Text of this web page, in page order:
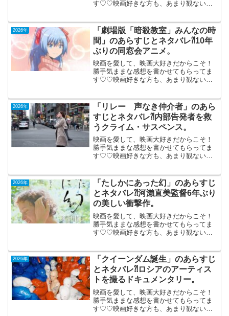
す♡♡映画好きな方も、あまり観ない方
日公開（113分）戦争で解散危機の合唱団
を描く...
2026年
「劇場版「暗殺教室」みんなの時
間」のあらすじとネタバレ⁈10年
ぶりの同窓会アニメ。
映画を愛して、映画大好きだからこそ！
勝手気ままな感想を書かせてもらってま
す♡♡映画好きな方も、あまり観ない方
日公開（84分）2016年に終了したアニメ
の1...
2026年
「リレー 声なき仲介者」のあら
すじとネタバレ⁈内部告発者を救
うクライム・サスペンス。
映画を愛して、映画大好きだからこそ！
勝手気ままな感想を書かせてもらってま
す♡♡映画好きな方も、あまり観ない方
製作 劇場未公開（112分）内部告発者を
救うエー...
2026年
「たしかにあった幻」のあらすじ
とネタバレ⁈河瀨直美監督6年ぶり
の美しい衝撃作。
映画を愛して、映画大好きだからこそ！
勝手気ままな感想を書かせてもらってま
す♡♡映画好きな方も、あまり観ない方
ルク・日本合作）2026年2月6日公開
（115分）河...
2026年
「クイーンダム誕生」のあらすじ
とネタバレ⁈ロシアのアーティス
トを撮るドキュメンタリー。
映画を愛して、映画大好きだからこそ！
勝手気ままな感想を書かせてもらってま
す♡♡映画好きな方も、あまり観ない方